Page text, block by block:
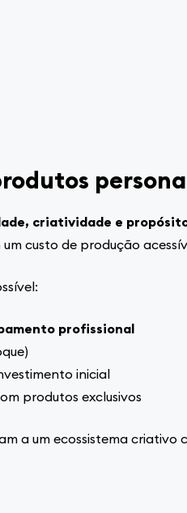
criatividade e
custo de produção
profissional
inicial
produtos exclusivos
a um ecossistema